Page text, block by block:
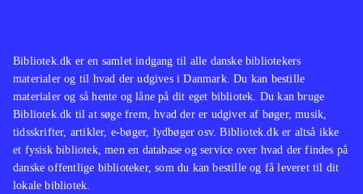
Bibliotek.dk er en samlet indgang til alle danske bibliotekers
materialer og til hvad der udgives i Danmark. Du kan bestille
materialer og så hente og låne på dit eget bibliotek. Du kan bruge
Bibliotek.dk til at søge frem, hvad der er udgivet af bøger, musik,
tidsskrifter, artikler, e-bøger, lydbøger osv. Bibliotek.dk er altså ikke
et fysisk bibliotek, men en database og service over hvad der findes på
danske offentlige biblioteker, som du kan bestille og få leveret til dit
lokale bibliotek.